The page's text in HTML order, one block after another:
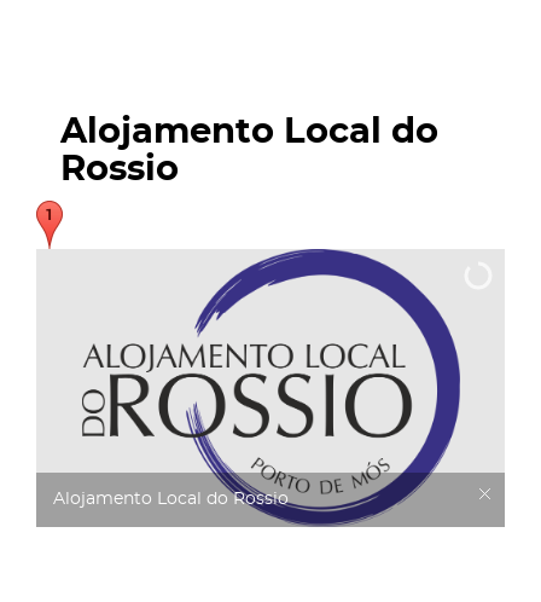
Alojamento Local do
Rossio
Alojamento Local do Rossio